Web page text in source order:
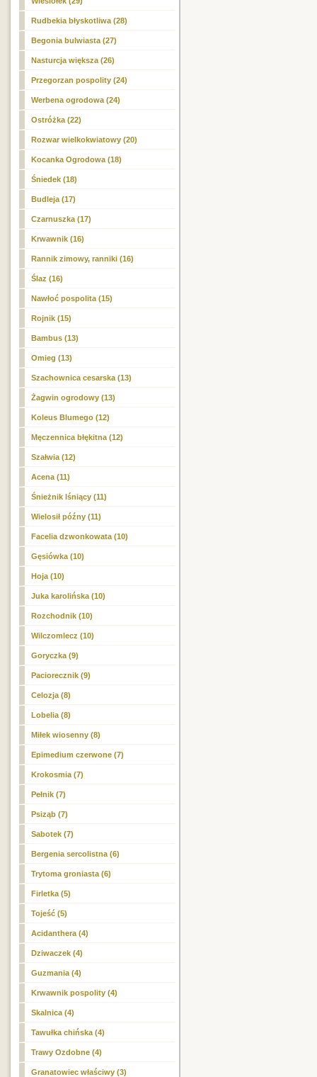
Rudbekia błyskotliwa (28)
Begonia bulwiasta (27)
Nasturcja większa (26)
Przegorzan pospolity (24)
Werbena ogrodowa (24)
Ostróżka (22)
Rozwar wielkokwiatowy (20)
Kocanka Ogrodowa (18)
Śniedek (18)
Budleja (17)
Czarnuszka (17)
Krwawnik (16)
Rannik zimowy, ranniki (16)
Ślaz (16)
Nawłoć pospolita (15)
Rojnik (15)
Bambus (13)
Omieg (13)
Szachownica cesarska (13)
Żagwin ogrodowy (13)
Koleus Blumego (12)
Męczennica błękitna (12)
Szałwia (12)
Acena (11)
Śnieżnik lśniący (11)
Wielosił późny (11)
Facelia dzwonkowata (10)
Gęsiówka (10)
Hoja (10)
Juka karolińska (10)
Rozchodnik (10)
Wilczomlecz (10)
Goryczka (9)
Paciorecznik (9)
Celozja (8)
Lobelia (8)
Miłek wiosenny (8)
Epimedium czerwone (7)
Krokosmia (7)
Pełnik (7)
Psiząb (7)
Sabotek (7)
Bergenia sercolistna (6)
Trytoma groniasta (6)
Firletka (5)
Tojeść (5)
Acidanthera (4)
Dziwaczek (4)
Guzmania (4)
Krwawnik pospolity (4)
Skalnica (4)
Tawułka chińska (4)
Trawy Ozdobne (4)
Granatowiec właściwy (3)